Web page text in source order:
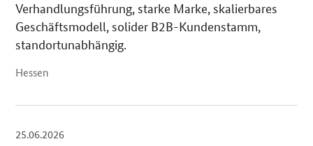
Verhandlungsführung, starke Marke, skalierbares
Geschäftsmodell, solider B2B-Kundenstamm,
standortunabhängig.
Hessen
25.06.2026